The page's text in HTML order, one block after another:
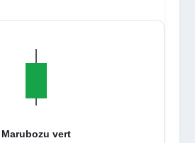
Marubozu vert